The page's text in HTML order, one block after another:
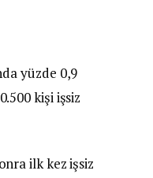
yüzde 0,9
kişi işsiz
ilk kez işsiz